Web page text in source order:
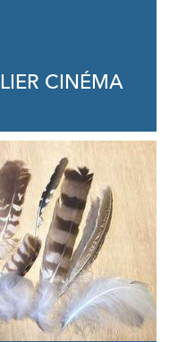
CINÉMA